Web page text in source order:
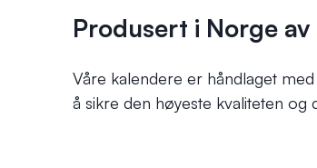
Produsert i Norge
Våre kalendere er håndlaget
å sikre den høyeste kvaliteten og